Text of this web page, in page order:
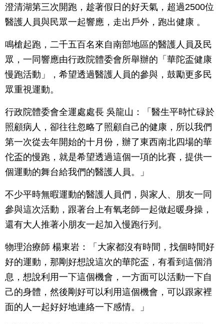
澄清湖第三次開跑，趁著假日的好天氣，超過2500位
醫護人員與民眾一起響應，走出戶外，跑出健康 。
鳴槍起跑，二千五百名來自南部地區的醫護人員及民
眾，一同響應由行政院體委會所舉辦的「華陀盃健康
慢跑活動」，希望透過醫護人員的參與，鼓勵更多民
眾重視運動。
行政院體委會全運處處長 吳龍山：「醫生平時忙碌於
照顧病人，卻往往忽略了照顧自己的健康，所以我們
第一次從去年開始的十月份，辦了東西南北四場的華
佗盃的慢跑，就是希望透過這個一項的比賽，提供一
個運動的舞台給我們的醫護人員。」
不少平時無暇運動的醫護人員們，與家人、朋友一同
參與這次活動，跟著台上有氧老師一起做起暖身操，
還有大人推著小朋友一起加入慢跑行列。
物理治療師 楊東岩：「大家都沒有時間，找個時間好
好的運動，那剛好想說這次的華陀盃，有看到這個消
息，想說利用一下這個機會，一方面可以活動一下自
己的身體，然後剛好可以利用這個機會，可以跟家裡
面的人一起好好地連絡一下感情。」